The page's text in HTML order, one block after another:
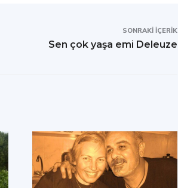
SONRAKI İÇERIK
Sen çok yaşa emi Deleuze